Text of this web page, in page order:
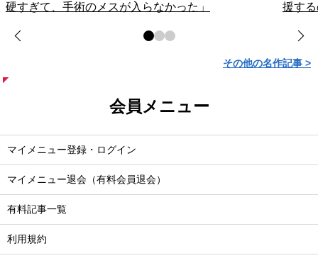
硬すぎて、手術のメスが入らなかった」
援す
その他の名作記事 >
会員メニュー
マイメニュー登録・ログイン
マイメニュー退会（有料会員退会）
有料記事一覧
利用規約